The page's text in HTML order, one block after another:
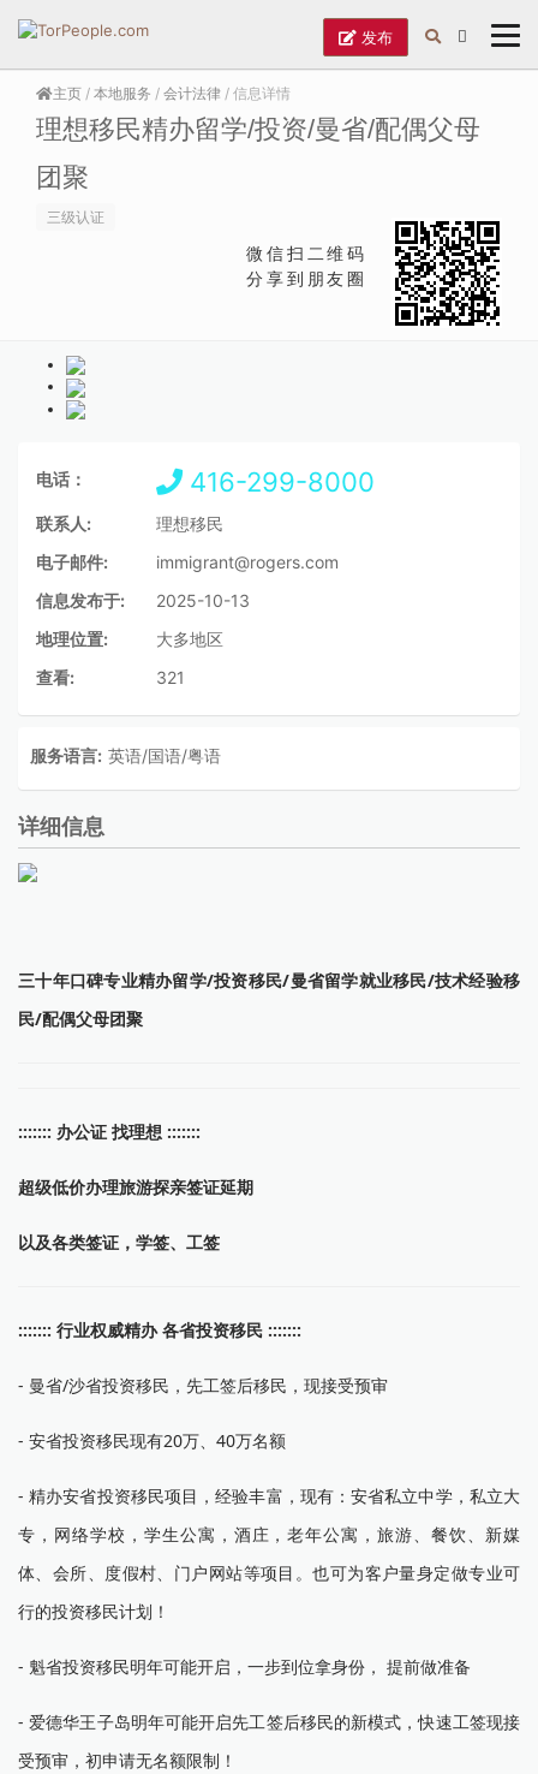
发布
主页 / 本地服务 / 会计法律 / 信息详情
理想移民精办留学/投资/曼省/配偶父母
团聚
三级认证
微信扫二维码
分享到朋友圈
电话： 416-299-8000
联系人:
理想移民
电子邮件:
immigrant@rogers.com
信息发布于:
2025-10-13
地理位置:
大多地区
查看:
321
服务语言: 英语/国语/粤语
详细信息
三十年口碑专业精办留学/投资移民/曼省留学就业移民/技术经验移
民/配偶父母团聚
::::::: 办公证 找理想 :::::::
超级低价办理旅游探亲签证延期
以及各类签证，学签、工签
::::::: 行业权威精办 各省投资移民 :::::::
- 曼省/沙省投资移民，先工签后移民，现接受预审
- 安省投资移民现有20万、40万名额
- 精办安省投资移民项目，经验丰富，现有：安省私立中学，私立大
专，网络学校，学生公寓，酒庄，老年公寓，旅游、餐饮、新媒
体、会所、度假村、门户网站等项目。也可为客户量身定做专业可
行的投资移民计划！
- 魁省投资移民明年可能开启，一步到位拿身份， 提前做准备
- 爱德华王子岛明年可能开启先工签后移民的新模式，快速工签现接
受预审，初申请无名额限制！